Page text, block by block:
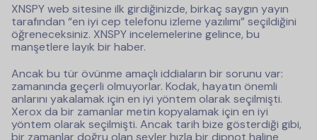
XNSPY web sitesine ilk girdiğinizde, birkaç saygın yayın
tarafından “en iyi cep telefonu izleme yazılımı” seçildiğini
öğreneceksiniz. XNSPY incelemelerine gelince, bu
manşetlere layık bir haber.
Ancak bu tür övünme amaçlı iddiaların bir sorunu var:
zamanında geçerli olmuyorlar. Kodak, hayatın önemli
anlarını yakalamak için en iyi yöntem olarak seçilmişti.
Xerox da bir zamanlar metin kopyalamak için en iyi
yöntem olarak seçilmişti. Ancak tarih bize gösterdiği gibi,
bir zamanlar doğru olan şeyler hızla bir dipnot haline